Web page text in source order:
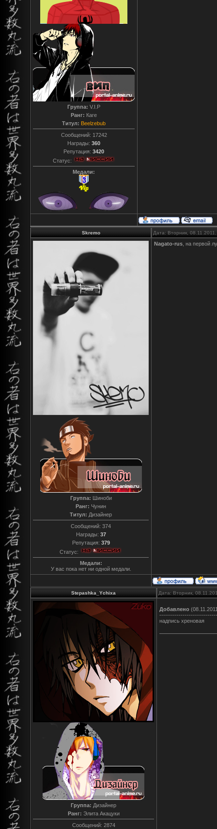
Группа: V.I.P
Ранг: Каге
Титул: Beelzebub
Сообщений: 17242
Награды: 360
Репутация: 3420
Статус:
Медали:
Skremo Дата: Вторник,
Группа: Шиноби
Ранг: Чунин
Титул: Дизайнер
Сообщений: 374
Награды: 37
Репутация: 379
Статус:
Медали:
У вас пока нет ни одной медали.
Nagato-rus , на первой
Stepashka_Ychixa Дата: Вторник,
Группа: Дизайнер
Ранг: Элита Акацуки
Сообщений: 2874
Добавлено
надпись хреновая